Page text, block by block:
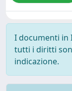
I documenti in
tutti i diritti
indicazione.